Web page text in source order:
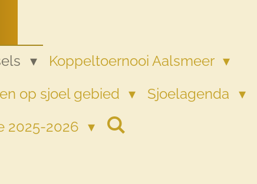
Koppeltoernooi Aalsmeer
op sjoel gebied
Sjoelagenda
2025-2026